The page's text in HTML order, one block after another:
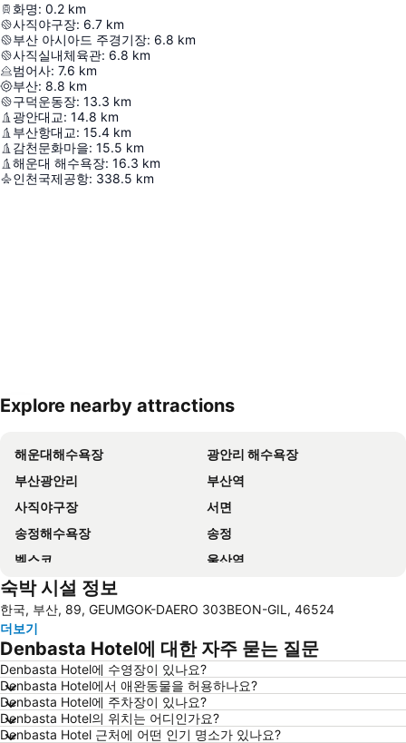
화명: 0.2 km
사직야구장: 6.7 km
부산 아시아드 주경기장: 6.8 km
사직실내체육관: 6.8 km
범어사: 7.6 km
부산: 8.8 km
구덕운동장: 13.3 km
광안대교: 14.8 km
부산항대교: 15.4 km
감천문화마을: 15.5 km
해운대 해수욕장: 16.3 km
인천국제공항: 338.5 km
Explore nearby attractions
해운대해수욕장
광안리 해수욕장
부산광안리
부산역
사직야구장
서면
송정해수욕장
송정
벡스코
울산역
김해국제공항
부산 아쿠아리움
삼락체육공원
숙박 시설 정보
한국, 부산, 89, GEUMGOK-DAERO 303BEON-GIL, 46524
더보기
Denbasta Hotel에 대한 자주 묻는 질문
Denbasta Hotel에 수영장이 있나요?
Denbasta Hotel에서 애완동물을 허용하나요?
Denbasta Hotel에 주차장이 있나요?
Denbasta Hotel의 위치는 어디인가요?
Denbasta Hotel 근처에 어떤 인기 명소가 있나요?